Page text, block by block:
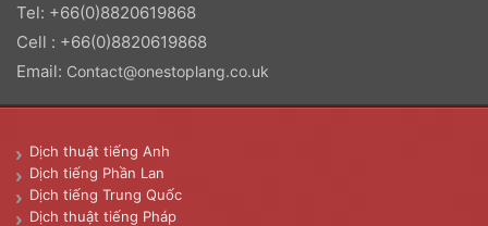
Tel: +66(0)8820619868
Cell : +66(0)8820619868
Email: Contact@onestoplang.co.uk
Dịch thuật tiếng Anh
Dịch tiếng Phần Lan
Dịch tiếng Trung Quốc
Dịch thuật tiếng Pháp